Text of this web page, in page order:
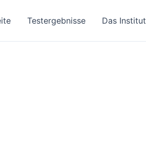
Testergebnisse Das Institut